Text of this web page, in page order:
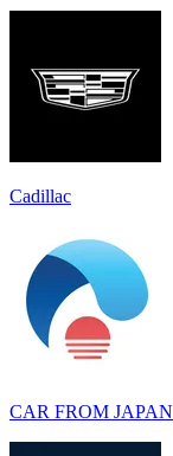
Cadillac
CAR FROM JAPAN